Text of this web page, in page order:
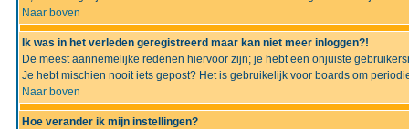
Naar boven
Ik was in het verleden geregistreerd maar kan niet meer inloggen?!
De meest aannemelijke redenen hiervoor zijn; je hebt een onjuiste
Je hebt mischien nooit iets gepost? Het is gebruikelijk voor boards om
Naar boven
Hoe verander ik mijn instellingen?